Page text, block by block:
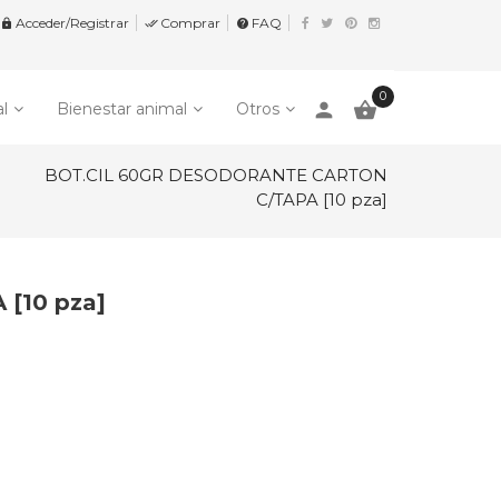
 Acceder/Registrar  Comprar help FAQ
Bienestar animal Otros person 
0
BOT.CIL 60GR DESODORANTE CARTON
C/TAPA [10 pza]
[10 pza]